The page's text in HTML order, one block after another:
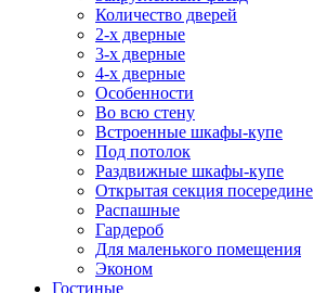
Количество дверей
2-х дверные
3-х дверные
4-х дверные
Особенности
Во всю стену
Встроенные шкафы-купе
Под потолок
Раздвижные шкафы-купе
Открытая секция посередине
Распашные
Гардероб
Для маленького помещения
Эконом
Гостиные